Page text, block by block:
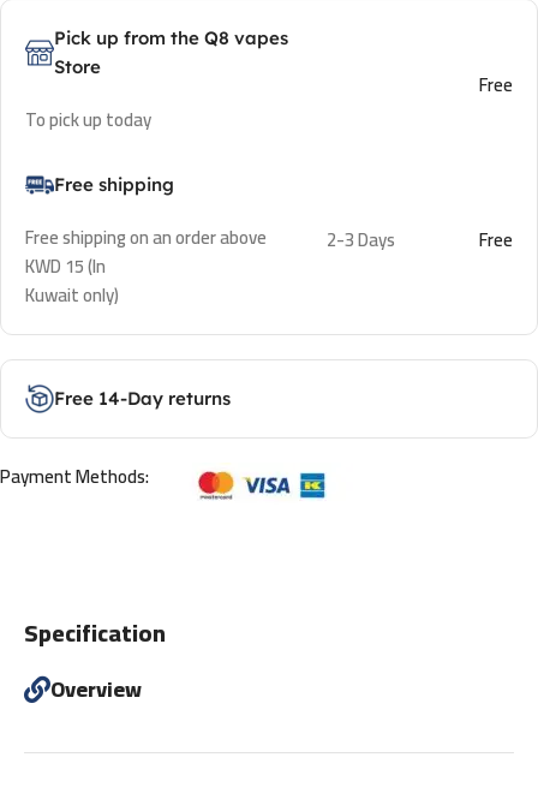
Pick up from the Q8 vapes
Store
To pick up today
Free
Free shipping
Free shipping on an order above
KWD 15 (In
Kuwait only)
2-3 Days Free
Free 14-Day returns
Payment Methods:
Specification
Overview